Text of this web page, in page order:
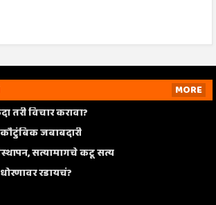
MORE
तरी विचार करावा?
जबाबदारी
सत्यामागचे कटू सत्य
रडायचं?